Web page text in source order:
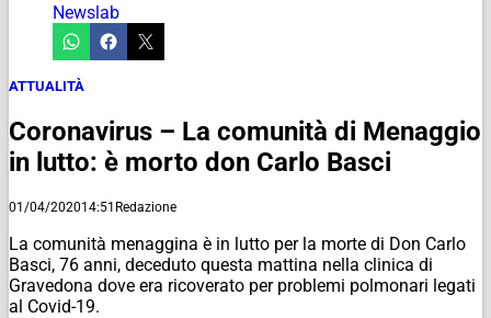
Newslab
ATTUALITÀ
Coronavirus – La comunità di Menaggio
in lutto: è morto don Carlo Basci
01/04/202014:51 Redazione
La comunità menaggina è in lutto per la morte di Don Carlo
Basci, 76 anni, deceduto questa mattina nella clinica di
Gravedona dove era ricoverato per problemi polmonari legati
al Covid-19.